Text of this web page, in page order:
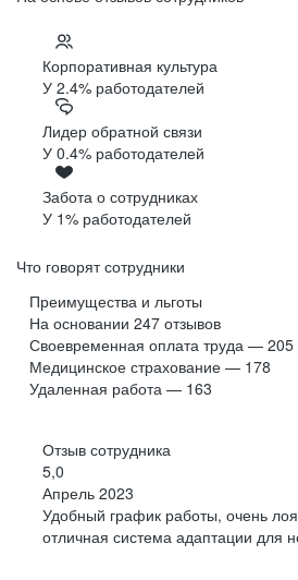
Корпоративная культура
У 2.4% работодателей
Лидер обратной связи
У 0.4% работодателей
Забота о сотрудниках
У 1% работодателей
Что говорят сотрудники
Преимущества и льготы
На основании 247 отзывов
Своевременная оплата труда — 205
Медицинское страхование — 178
Удаленная работа — 163
Отзыв сотрудника
5,0
Апрель 2023
Удобный график работы, очень
отличная система адаптации для